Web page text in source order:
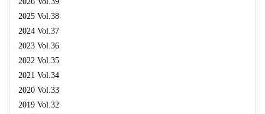
2025 Vol.38
2024 Vol.37
2023 Vol.36
2022 Vol.35
2021 Vol.34
2020 Vol.33
2019 Vol.32